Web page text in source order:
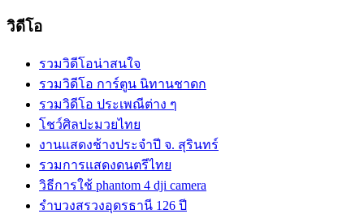
วิดีโอ
รวมวิดีโอน่าสนใจ
รวมวิดีโอ การ์ตูน นิทานชาดก
รวมวิดีโอ ประเพณีต่าง ๆ
โชว์ศิลปะมวยไทย
งานแสดงช้างประจำปี จ. สุรินทร์
รวมการแสดงดนตรีไทย
วิธีการใช้ phantom 4 dji camera
รำบวงสรวงอุดรธานี 126 ปี